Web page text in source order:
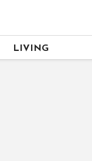
LIVING